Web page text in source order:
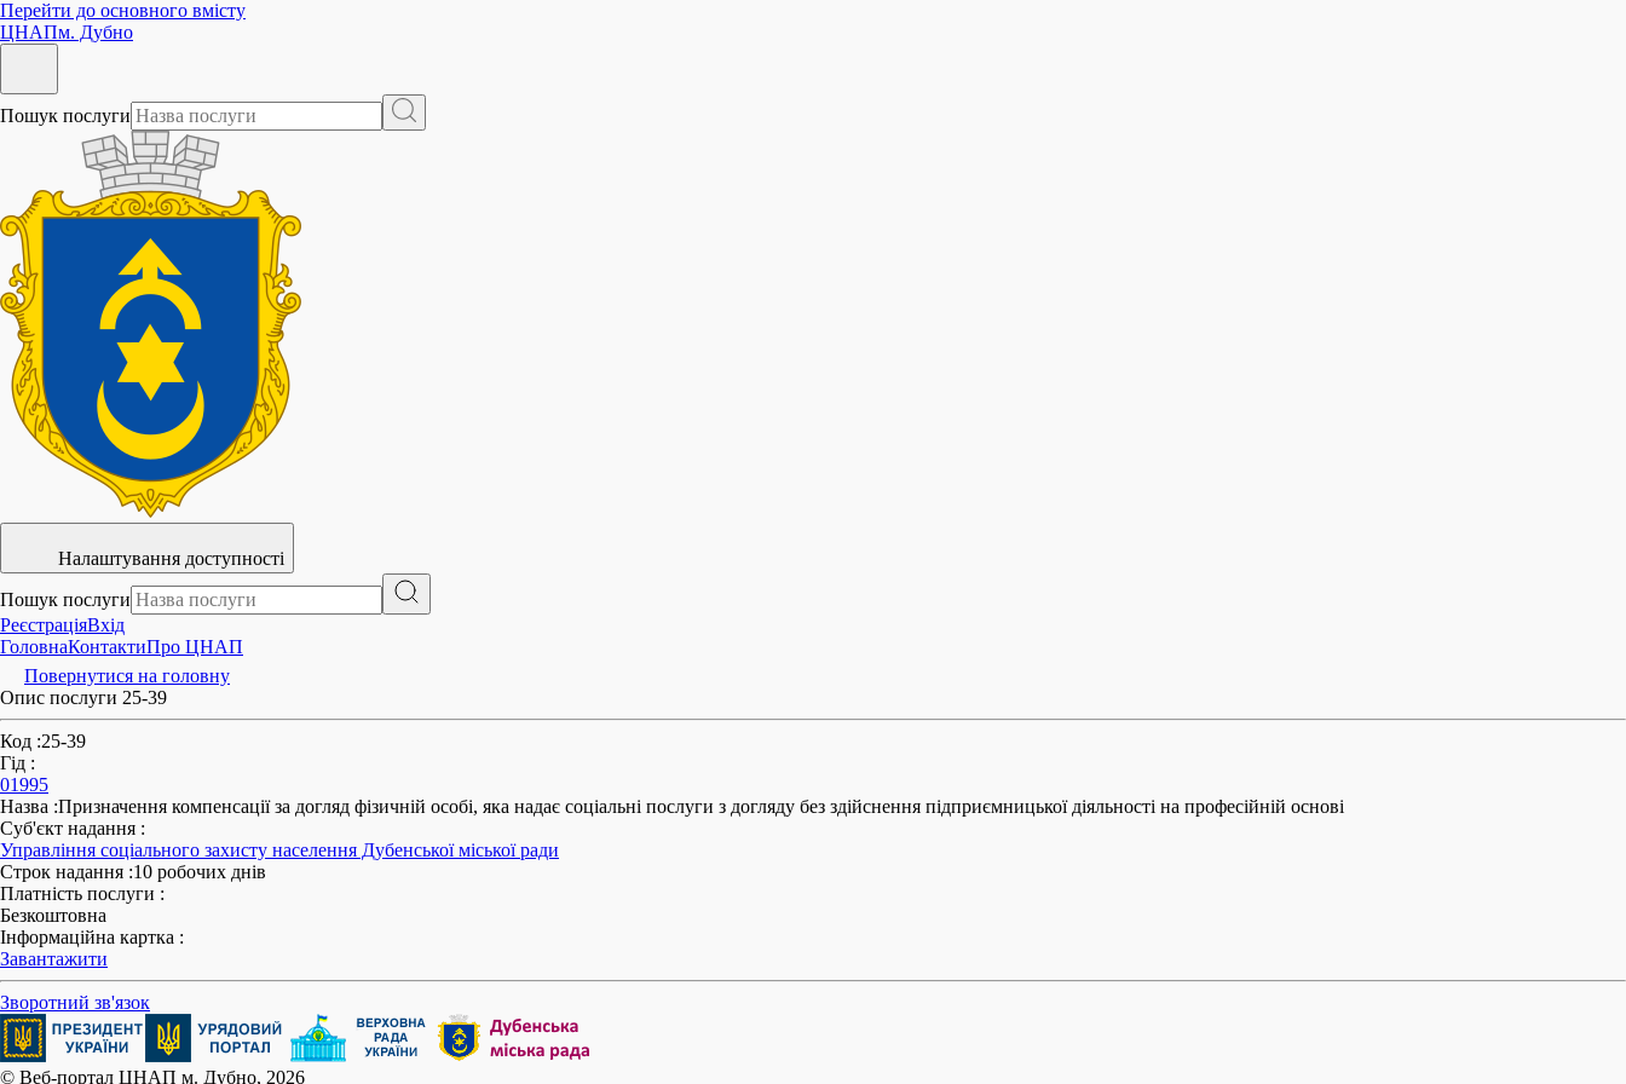
Перейти до основного вмісту
ЦНАПм. Дубно
Пошук послуги
Налаштування доступності
Пошук послуги
РеєстраціяВхід
ГоловнаКонтактиПро ЦНАП
Повернутися на головну
Опис послуги 25-39
Код :25-39
Гід :
01995
Назва :Призначення компенсації за догляд фізичній особі, яка надає соціальні послуги з догляду без здійснення підприємницької діяльності на професійній основі
Суб'єкт надання :
Управління соціального захисту населення Дубенської міської ради
Строк надання :10 робочих днів
Платність послуги :
Безкоштовна
Інформаційна картка :
Завантажити
Зворотний зв'язок
© Веб-портал ЦНАП м. Дубно, 2026